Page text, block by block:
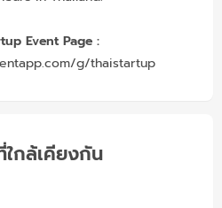
Event Page :
g/thaistartup
ใกล้เคียงกัน